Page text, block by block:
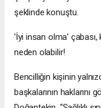
şeklinde konuştu.
'İyi insan olma' çabası,
neden olabilir!
Bencilliğin kişinin
başkalarının haklarını